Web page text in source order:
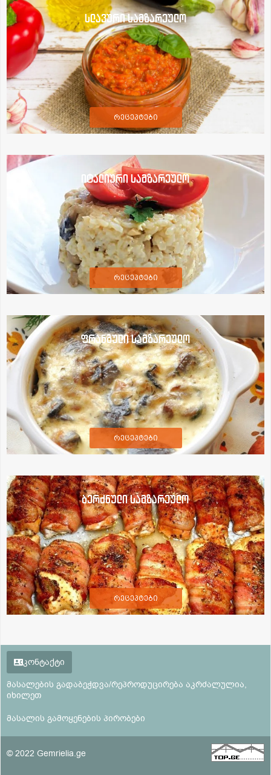
სლავური სამზარეულო
რეცეპტები
იტალიური სამზარეულო
რეცეპტები
ფრანგული სამზარეულო
რეცეპტები
ბერძნული სამზარეულო
რეცეპტები
კონტაქტი
მასალების გადაბეჭდვა/რეპროდუცირება აკრძალულია,
იხილეთ
მასალის გამოყენების პირობები
© 2022 Gemrielia.ge